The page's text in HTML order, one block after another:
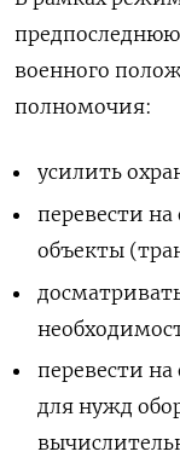
военного
полномочия:
усилить
перевести
объекты
перевести
для нужд